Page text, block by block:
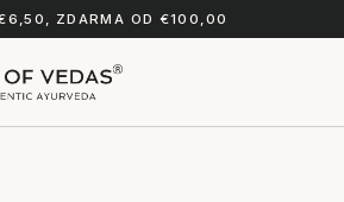
ZDARMA OD €100,00